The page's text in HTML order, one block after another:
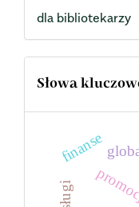
dla bibliotekarzy
Słowa
finanse
usługi